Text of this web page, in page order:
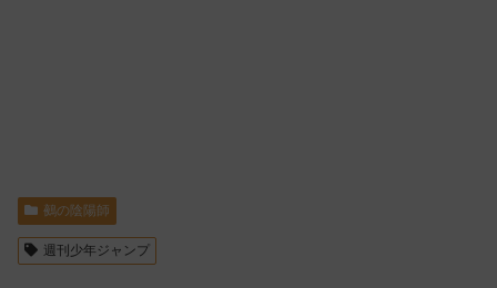
鵺の陰陽師
週刊少年ジャンプ